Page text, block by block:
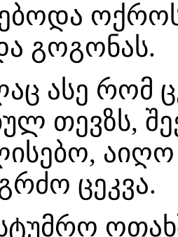
გოგონას.
ასე რომ
თევზს,
ცეკვა.